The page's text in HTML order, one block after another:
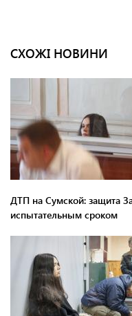
СХОЖІ НОВИНИ
ДТП на Сумской: защита
испытательным сроком